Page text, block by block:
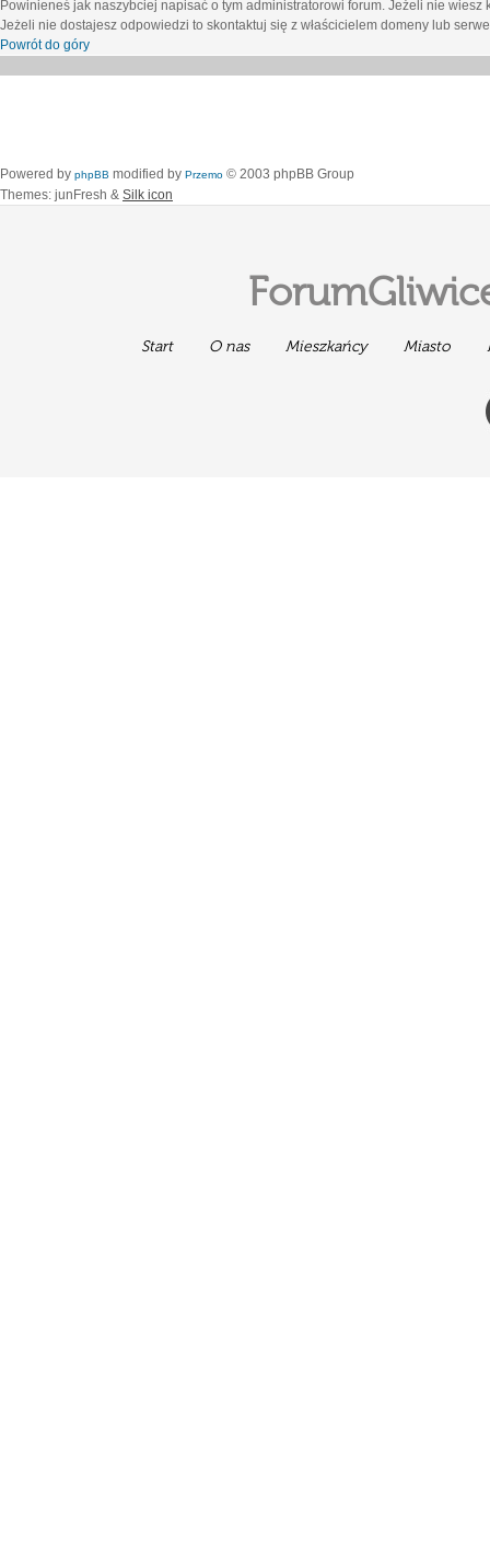
Powinieneś jak naszybciej napisać o tym administratorowi forum. Jeżeli nie
Jeżeli nie dostajesz odpowiedzi to skontaktuj się z właścicielem domeny lub
Powrót do góry
Powered by phpBB modified by Przemo © 2003 phpBB Group
Themes: junFresh & Silk icon
Start O nas Mieszkańcy Miasto